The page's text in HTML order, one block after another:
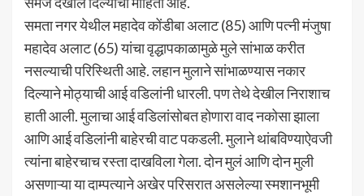
समता नगर येथील महादेव कोंडीबा अलाट (85) आणि पत्नी मंजुषा
महादेव अलाट (65) यांचा वृद्धापकाळामुळे मुले सांभाळ करीत
नसल्याची परिस्थिती आहे. लहान मुलाने सांभाळण्यास नकार
दिल्याने मोठ्याची आई वडिलांनी धारली. पण तेथे देखील निराशाच
हाती आली. मुलाचा आई वडिलांसोबत होणारा वाद नकोसा झाला
आणि आई वडिलांनी बाहेरची वाट पकडली. मुलाने थांबविण्याऐवजी
त्यांना बाहेरचाच रस्ता दाखविला गेला. दोन मुलं आणि दोन मुली
असणाऱ्या या दाम्पत्याने अखेर परिसरात असलेल्या स्मशानभूमी